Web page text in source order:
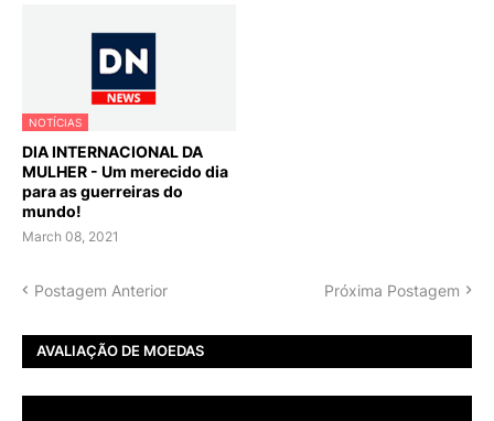
NOTÍCIAS
DIA INTERNACIONAL DA
MULHER - Um merecido dia
para as guerreiras do
mundo!
March 08, 2021
Postagem Anterior Próxima Postagem
AVALIAÇÃO DE MOEDAS